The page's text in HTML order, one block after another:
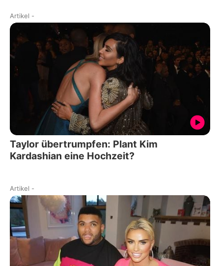
Artikel -
Taylor übertrumpfen: Plant Kim
Kardashian eine Hochzeit?
Artikel -